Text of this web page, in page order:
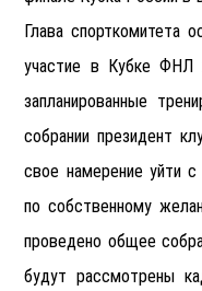
Глава спорткомитета
участие в Кубке ФНЛ
запланированные
собрании президент
свое намерение уйти
по собственному
проведено общее
будут рассмотрены